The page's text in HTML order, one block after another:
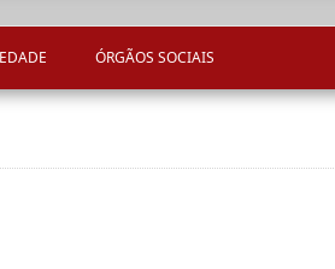
ÓRGÃOS SOCIAIS